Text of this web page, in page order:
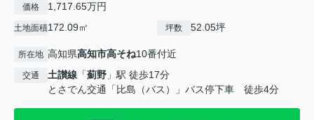
価格 1,717.65万円
土地面積172.09㎡ 坪数 52.05坪
所在地 高知県高知市高そね10番付近
交通 土讃線 「薊野 」駅 徒歩17分
とさでん交通「比島（バス）」バス停下車 徒歩4分